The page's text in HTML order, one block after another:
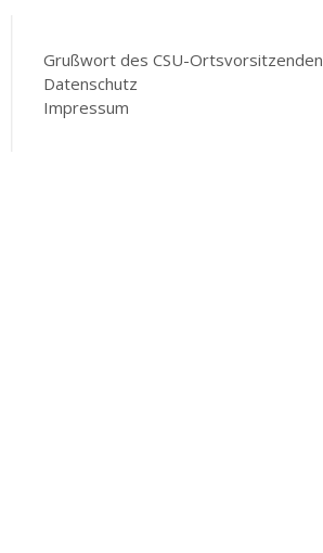
Grußwort des CSU-Ortsvorsitzenden
Datenschutz
Impressum